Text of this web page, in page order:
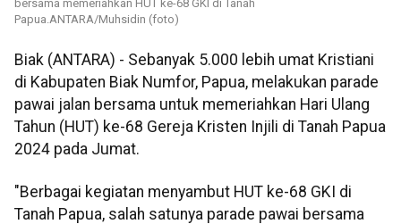
bersama memeriahkan HUT ke-68 GKI di Tanah
Papua.ANTARA/Muhsidin (foto)
Biak (ANTARA) - Sebanyak 5.000 lebih umat Kristiani
di Kabupaten Biak Numfor, Papua, melakukan parade
pawai jalan bersama untuk memeriahkan Hari Ulang
Tahun (HUT) ke-68 Gereja Kristen Injili di Tanah Papua
2024 pada Jumat.
"Berbagai kegiatan menyambut HUT ke-68 GKI di
Tanah Papua, salah satunya parade pawai bersama